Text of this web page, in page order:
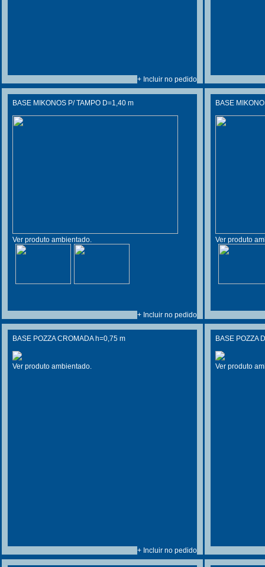
+ Incluir no pedido
BASE MIKONOS P/ TAMPO D=1,40 m
Ver produto ambientado.
+ Incluir no pedido
BASE
Ver produto
BASE POZZA CROMADA h=0,75 m
Ver produto ambientado.
+ Incluir no pedido
BASE POZZA
Ver produto